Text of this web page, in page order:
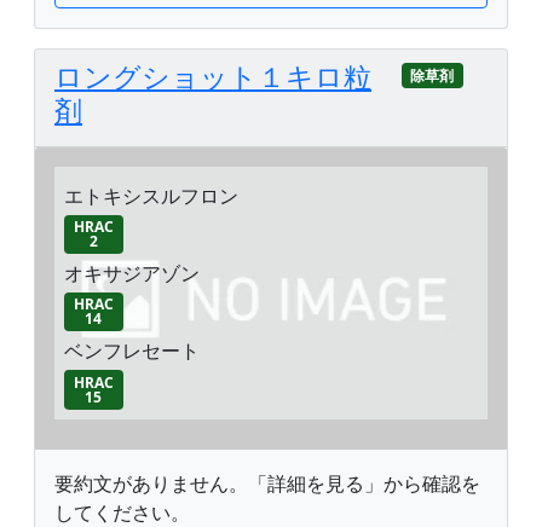
ロングショット１キロ粒
剤
除草剤
エトキシスルフロン
HRAC
2
オキサジアゾン
HRAC
14
ベンフレセート
HRAC
15
要約文がありません。「詳細を見る」から確認を
してください。